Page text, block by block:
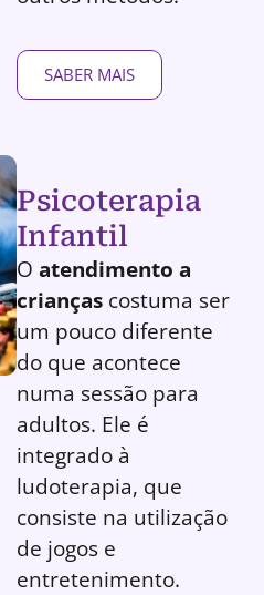
SABER MAIS
Psicoterapia
Infantil
O atendimento a
crianças costuma ser
um pouco diferente
do que acontece
numa sessão para
adultos. Ele é
integrado à
ludoterapia, que
consiste na utilização
de jogos e
entretenimento.